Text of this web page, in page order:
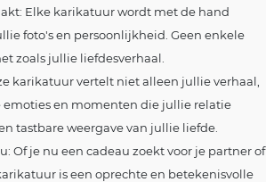
Elke karikatuur wordt met de hand
foto's en persoonlijkheid. Geen enkele
zoals jullie liefdesverhaal.
karikatuur vertelt niet alleen jullie verhaal,
emoties en momenten die jullie relatie
tastbare weergave van jullie liefde.
Of je nu een cadeau zoekt voor je partner of
is een oprechte en betekenisvolle